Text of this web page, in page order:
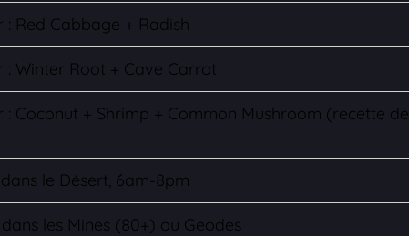
: Red Cabbage + Radish
: Winter Root + Cave Carrot
: Coconut + Shrimp + Common Mushroom (recette de
le Désert, 6am-8pm
les Mines (80+) ou Geodes